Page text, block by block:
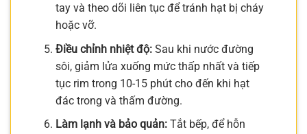
tay và theo dõi liên tục để tránh hạt bị cháy
hoặc vỡ.
Điều chỉnh nhiệt độ:Sau khi nước đường
sôi, giảm lửa xuống mức thấp nhất và tiếp
tục rim trong 10-15 phút cho đến khi hạt
đác trong và thấm đường.
Làm lạnh và bảo quản:Tắt bếp, để hỗn